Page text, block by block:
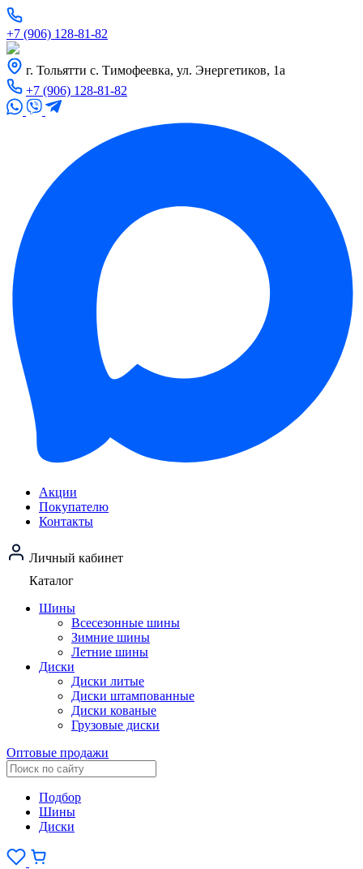
+7 (906) 128-81-82
г. Тольятти с. Тимофеевка, ул. Энергетиков, 1а
+7 (906) 128-81-82
Акции
Покупателю
Контакты
Личный кабинет
Каталог
Шины
Всесезонные шины
Зимние шины
Летние шины
Диски
Диски литые
Диски штампованные
Диски кованые
Грузовые диски
Оптовые продажи
Подбор
Шины
Диски